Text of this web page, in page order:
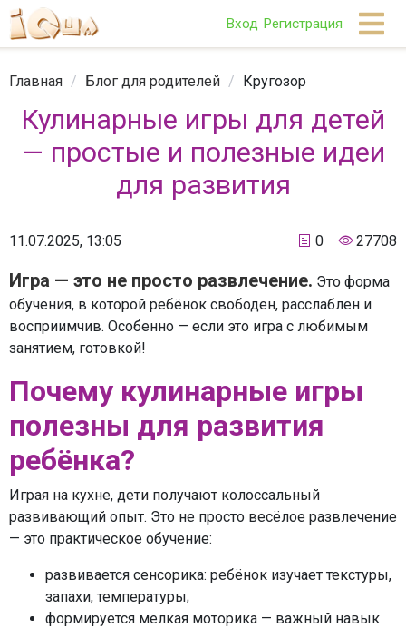
Вход Регистрация
Главная / Блог для родителей / Кругозор
Кулинарные игры для детей
— простые и полезные идеи
для развития
11.07.2025, 13:05 0 27708
Игра — это не просто развлечение. Это форма
обучения, в которой ребёнок свободен, расслаблен и
восприимчив. Особенно — если это игра с любимым
занятием, готовкой!
Почему кулинарные игры
полезны для развития
ребёнка?
Играя на кухне, дети получают колоссальный
развивающий опыт. Это не просто весёлое развлечение
— это практическое обучение:
развивается сенсорика: ребёнок изучает текстуры,
запахи, температуры;
формируется мелкая моторика — важный навык